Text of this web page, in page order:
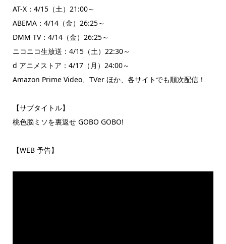
AT-X：4/15（土）21:00～
ABEMA：4/14（金）26:25～
DMM TV：4/14（金）26:25～
ニコニコ生放送：4/15（土）22:30～
d アニメストア：4/17（月）24:00～
Amazon Prime Video、TVer ほか、各サイトでも順次配信！
【サブタイトル】
桃色脳ミソを裏返せ GOBO GOBO!
【WEB 予告】